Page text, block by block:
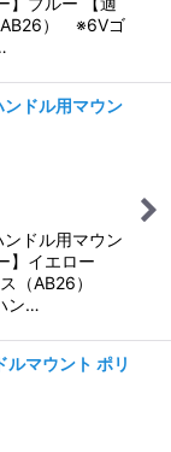
） ※6Vゴ
ドル用マウン
ドル用マウン
】イエロー
（AB26）
ン…
ルマウント ポリ